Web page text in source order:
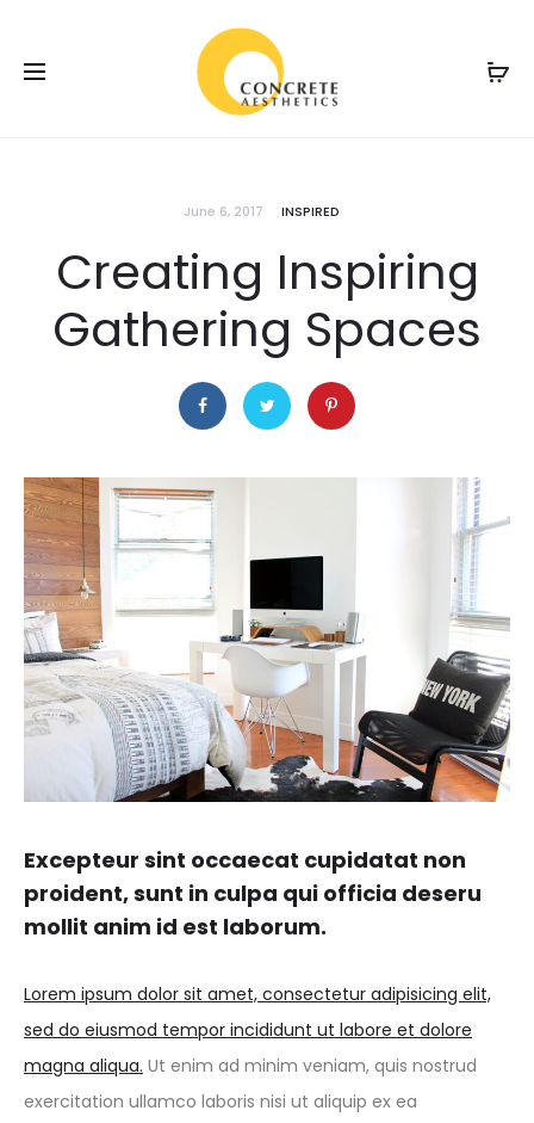
June 6, 2017 INSPIRED
Creating Inspiring
Gathering Spaces
Excepteur sint occaecat cupidatat non
proident, sunt in culpa qui officia deseru
mollit anim id est laborum.
Lorem ipsum dolor sit amet, consectetur adipisicing elit,
sed do eiusmod tempor incididunt ut labore et dolore
magna aliqua. Ut enim ad minim veniam, quis nostrud
exercitation ullamco laboris nisi ut aliquip ex ea